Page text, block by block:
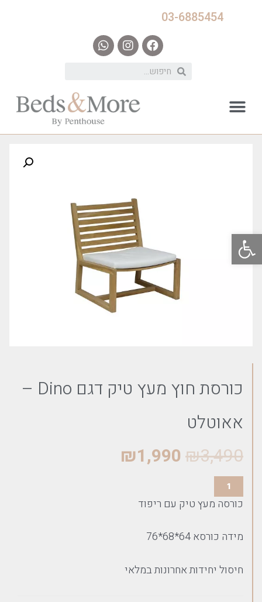
פתח סרגל נגישות
03-6885454
כורסת חוץ מעץ טיק דגם Dino –
אאוטלט
₪3,490
₪1,990
כורסה מעץ טיק עם ריפוד
מידה כורסא 64*68*76
חיסול יחידות אחרונות במלאי